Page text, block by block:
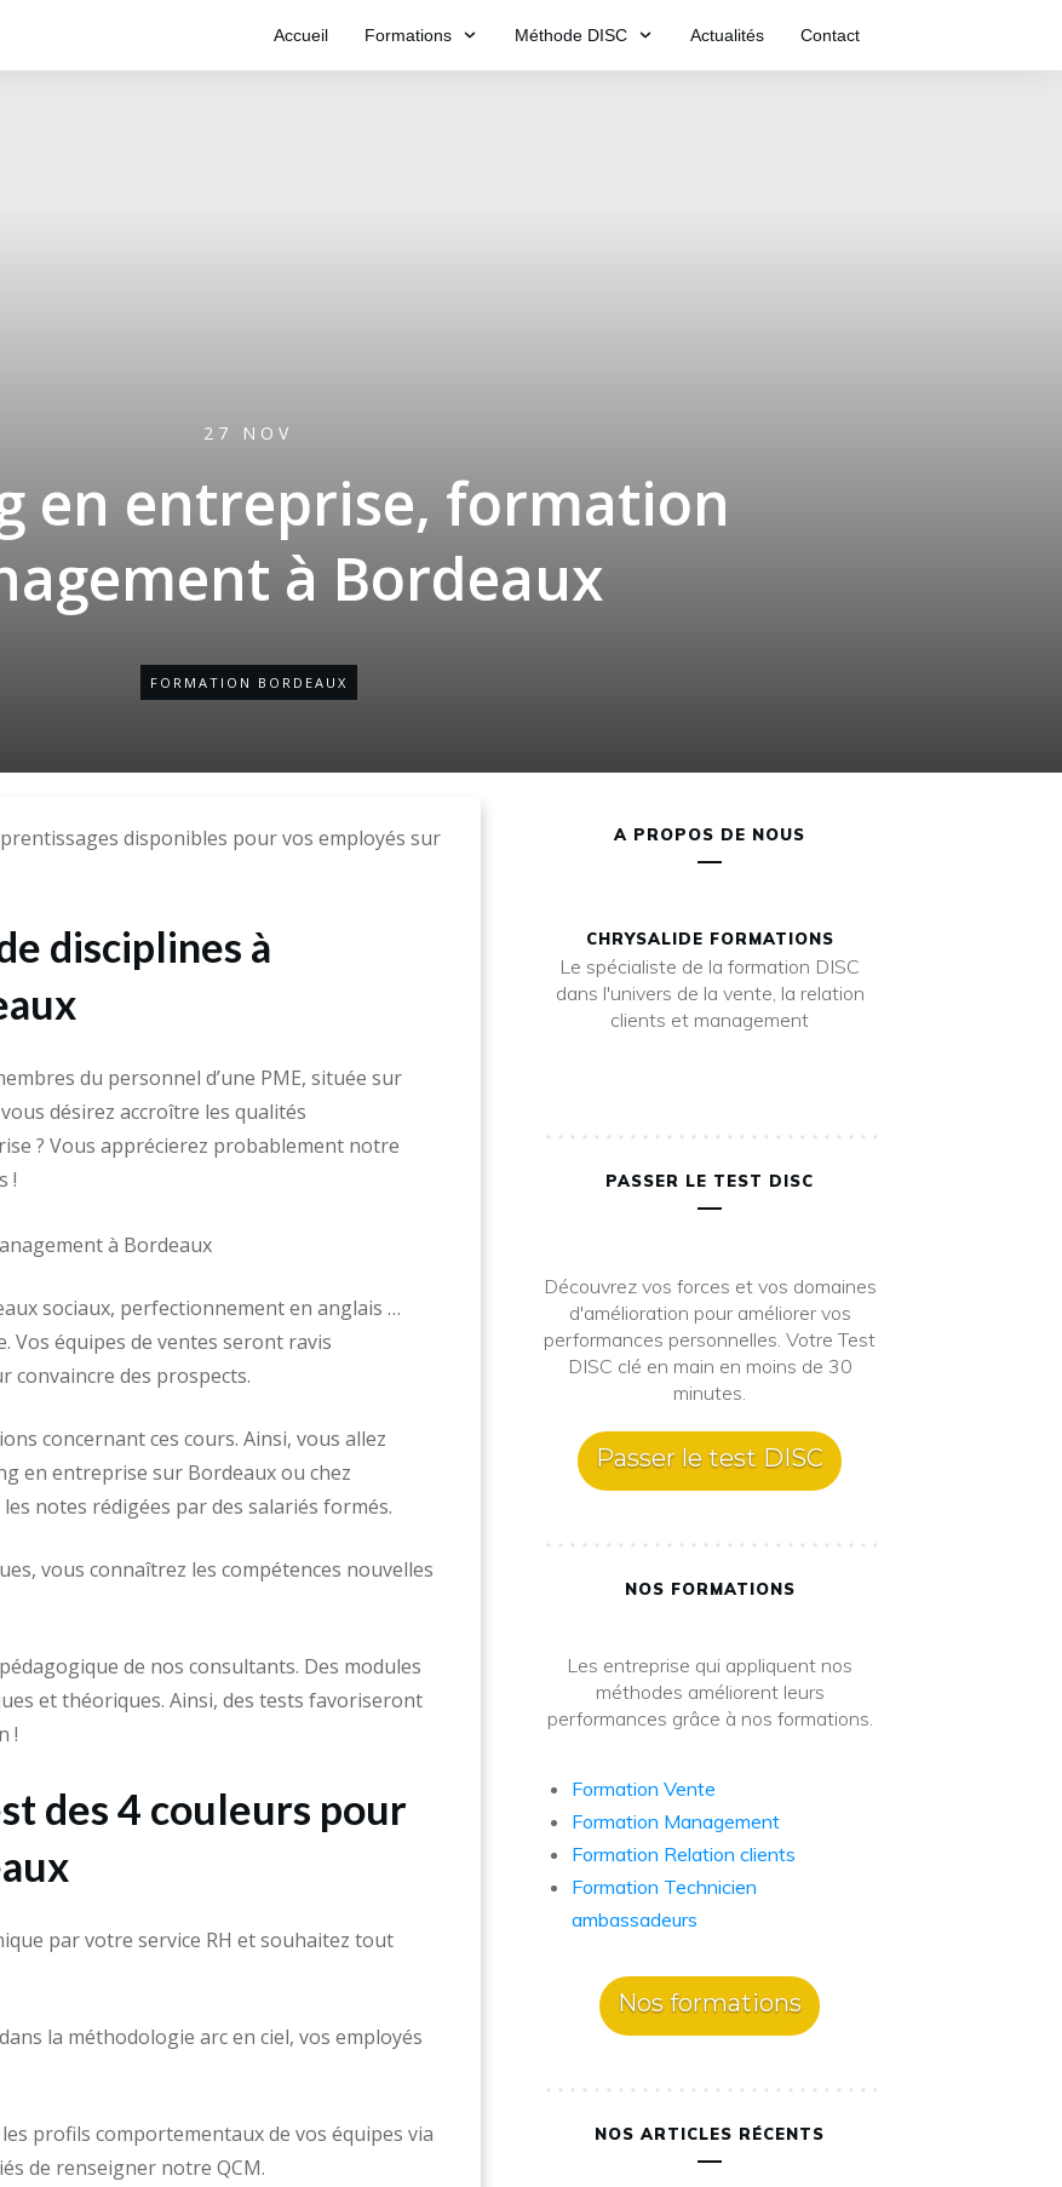
Accueil Formations Méthode DISC Actualités Contact
27 NOV
en entreprise, formation
à Bordeaux
FORMATION BORDEAUX
disponibles pour vos employés sur
disciplines à
du personnel d’une PME, située sur
désirez accroître les qualités
? Vous apprécierez probablement notre
!
sociaux, perfectionnement en anglais …
Vos équipes de ventes seront ravis
convaincre des prospects.
concernant ces cours. Ainsi, vous allez
en entreprise sur Bordeaux ou chez
notes rédigées par des salariés formés.
vous connaîtrez les compétences nouvelles
de nos consultants. Des modules
et théoriques. Ainsi, des tests favoriseront
!
des 4 couleurs pour
par votre service RH et souhaitez tout
la méthodologie arc en ciel, vos employés
profils comportementaux de vos équipes via
de renseigner notre QCM.
A PROPOS DE NOUS
CHRYSALIDE FORMATIONS
Le spécialiste de la formation DISC
dans l'univers de la vente, la relation
clients et management
PASSER LE TEST DISC
Découvrez vos forces et vos domaines
d'amélioration pour améliorer vos
performances personnelles. Votre Test
DISC clé en main en moins de 30
minutes.
Passer le test DISC
NOS FORMATIONS
Les entreprise qui appliquent nos
méthodes améliorent leurs
performances grâce à nos formations.
Formation Vente
Formation Management
Formation Relation clients
Formation Technicien
ambassadeurs
Nos formations
NOS ARTICLES RÉCENTS